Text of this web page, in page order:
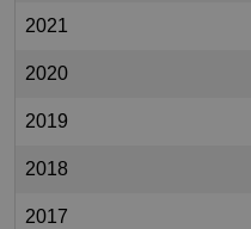
2021
2020
2019
2018
2017